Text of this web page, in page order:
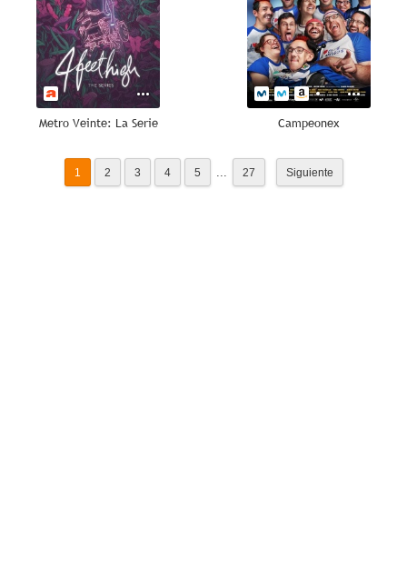
Metro Veinte: La Serie Campeonex
1 2 3 4 5 ... 27 Siguiente